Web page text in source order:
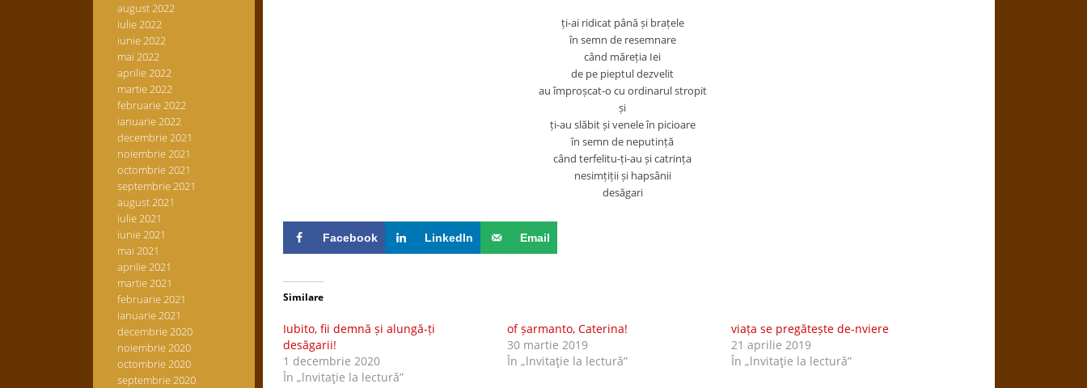
august 2022
iulie 2022
iunie 2022
mai 2022
aprilie 2022
martie 2022
februarie 2022
ianuarie 2022
decembrie 2021
noiembrie 2021
octombrie 2021
septembrie 2021
august 2021
iulie 2021
iunie 2021
mai 2021
aprilie 2021
martie 2021
februarie 2021
ianuarie 2021
decembrie 2020
noiembrie 2020
octombrie 2020
septembrie 2020
ți-ai ridicat până și brațele
în semn de resemnare
când măreția Iei
de pe pieptul dezvelit
au împroșcat-o cu ordinarul stropit
și
ți-au slăbit și venele în picioare
în semn de neputință
când terfelitu-ți-au și catrința
nesimțiții și hapsânii
desăgari
Facebook LinkedIn Email
Similare
Iubito, fii demnă și alungă-ți
desăgarii!
1 decembrie 2020
În „lnvitaţie la lectură”
of șarmanto, Caterina!
30 martie 2019
În „lnvitaţie la lectură”
viața se pregătește de-nviere
21 aprilie 2019
În „lnvitaţie la lectură”